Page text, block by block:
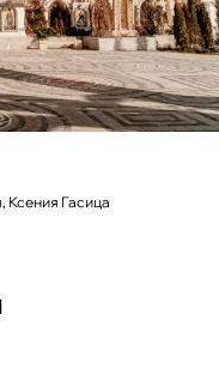
Ксения Гасица